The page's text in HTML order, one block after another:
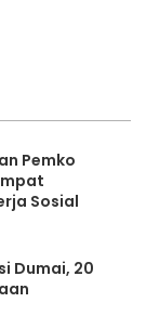
Pemko
Sosial
Dumai, 20